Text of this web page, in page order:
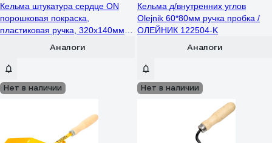
Кельма штукатура сердце ON
порошковая покраска,
пластиковая ручка, 320x140мм
Аналоги
Кельма д/внутренних углов
Olejnik 60*80мм ручка пробка /
ОЛЕЙНИК 122504-K
Аналоги
Нет в наличии Нет в наличии